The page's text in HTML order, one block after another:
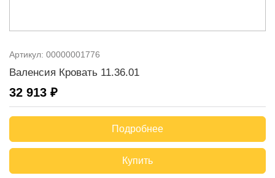
Артикул: 00000001776
Валенсия Кровать 11.36.01
32 913 ₽
Подробнее
Купить